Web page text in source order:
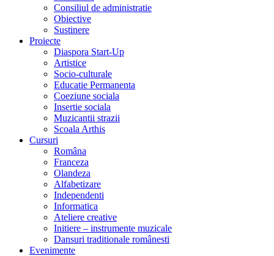
Consiliul de administratie
Obiective
Sustinere
Proiecte
Diaspora Start-Up
Artistice
Socio-culturale
Educatie Permanenta
Coeziune sociala
Insertie sociala
Muzicantii strazii
Scoala Arthis
Cursuri
Româna
Franceza
Olandeza
Alfabetizare
Independenti
Informatica
Ateliere creative
Initiere – instrumente muzicale
Dansuri traditionale românesti
Evenimente